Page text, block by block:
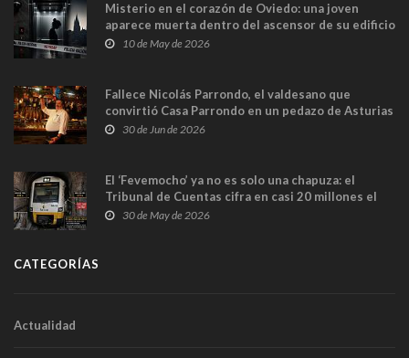
Misterio en el corazón de Oviedo: una joven
aparece muerta dentro del ascensor de su edificio
y las cámaras captan sus últimos minutos
10 de May de 2026
Fallece Nicolás Parrondo, el valdesano que
convirtió Casa Parrondo en un pedazo de Asturias
en Madrid
30 de Jun de 2026
El ‘Fevemocho’ ya no es solo una chapuza: el
Tribunal de Cuentas cifra en casi 20 millones el
sobrecoste de los trenes que no cabían por los
30 de May de 2026
CATEGORÍAS
Actualidad